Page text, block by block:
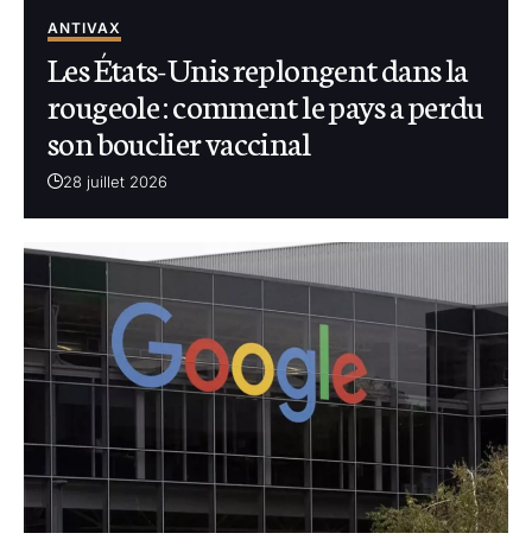
ANTIVAX
Les États-Unis replongent dans la
rougeole : comment le pays a perdu
son bouclier vaccinal
28 juillet 2026